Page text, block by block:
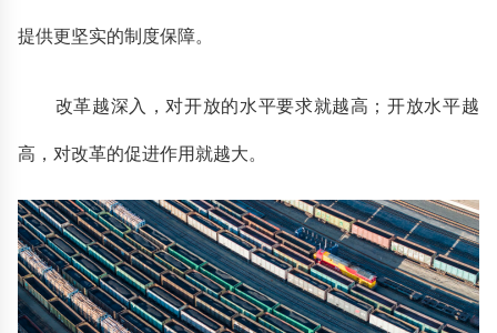
提供更坚实的制度保障。
改革越深入，对开放的水平要求就越高；开放水平越
高，对改革的促进作用就越大。